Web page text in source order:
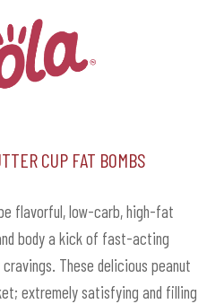
menú
hijo
el
menú
hijo
Cup Fat Bombs
flavorful, low-carb, high-fat
body a kick of fast-acting
These delicious peanut
extremely satisfying and filling